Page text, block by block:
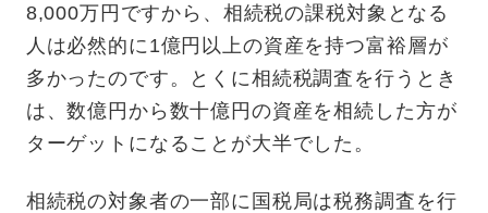
8,000万円ですから、相続税の課税対象となる
人は必然的に1億円以上の資産を持つ富裕層が
多かったのです。とくに相続税調査を行うとき
は、数億円から数十億円の資産を相続した方が
ターゲットになることが大半でした。
相続税の対象者の一部に国税局は税務調査を行